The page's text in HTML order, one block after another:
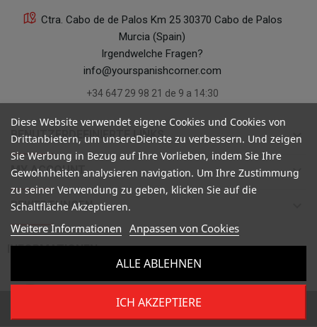
Ctra. Cabo de de Palos Km 25 30370 Cabo de Palos
Murcia (Spain)
Irgendwelche Fragen?
info@yourspanishcorner.com
+34 647 29 98 21 de 9 a 14:30
BENUTZERDEFINIERTE LINKS keyboard_arrow_down
MY ACCOUNT keyboard_arrow_down
BEWERTUNGEN
INFORMATIONEN 
Diese Website verwendet eigene Cookies und Cookies von
Drittanbietern, um unsereDienste zu verbessern. Und zeigen
Sie Werbung in Bezug auf Ihre Vorlieben, indem Sie Ihre
Gewohnheiten analysieren navigation. Um Ihre Zustimmung
zu seiner Verwendung zu geben, klicken Sie auf die
Schaltfläche Akzeptieren.
Weitere Informationen Anpassen von Cookies
ALLE ABLEHNEN
ICH AKZEPTIERE
Your Spanish Corner. Todos los derechos reservados